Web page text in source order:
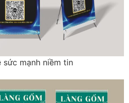
sức mạnh niềm tin